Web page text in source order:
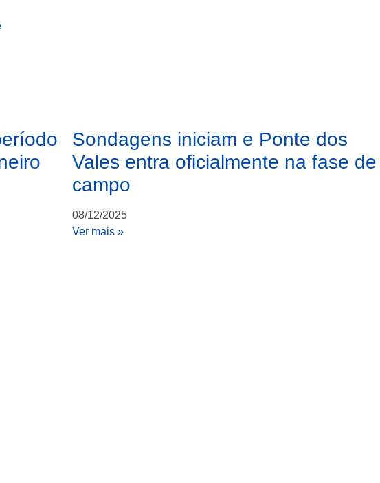
Sondagens iniciam e Ponte dos
Vales entra oficialmente na fase de
campo
08/12/2025
Ver mais »